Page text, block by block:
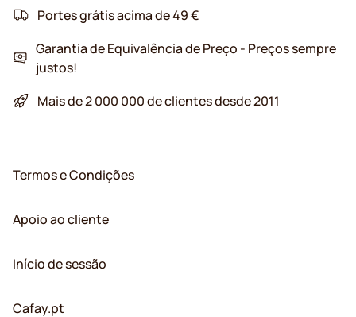
Portes grátis acima de 49 €
Garantia de Equivalência de Preço - Preços sempre
justos!
Mais de 2 000 000 de clientes desde 2011
Termos e Condições
Apoio ao cliente
Início de sessão
Cafay.pt